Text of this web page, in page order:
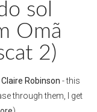
sol
Omã
2)
Claire Robinson - this
through them, I get